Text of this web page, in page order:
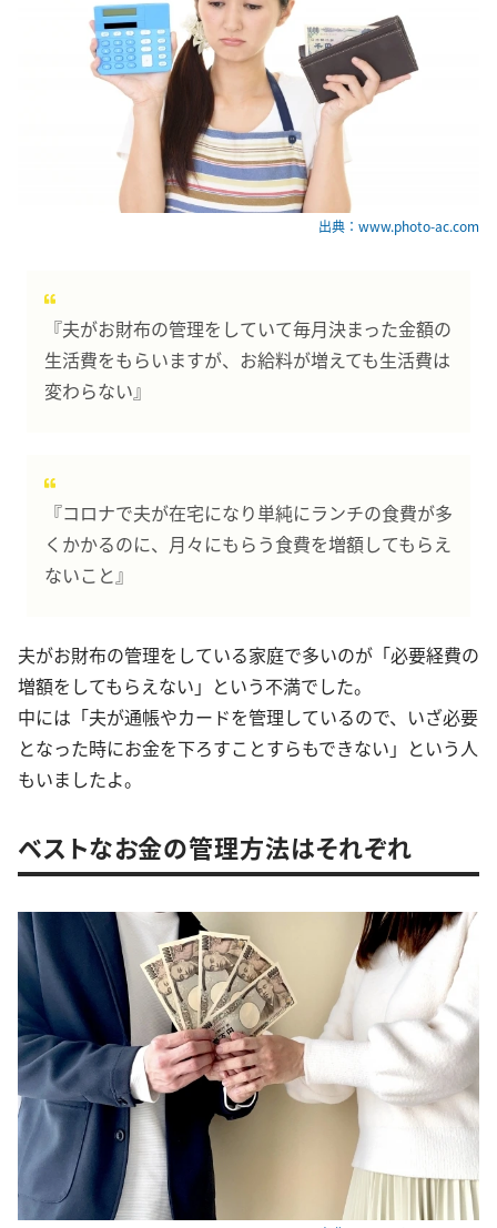
出典：www.photo-ac.com
『夫がお財布の管理をしていて毎月決まった金額の
生活費をもらいますが、お給料が増えても生活費は
変わらない』
『コロナで夫が在宅になり単純にランチの食費が多
くかかるのに、月々にもらう食費を増額してもらえ
ないこと』
夫がお財布の管理をしている家庭で多いのが「必要経費の
増額をしてもらえない」という不満でした。
中には「夫が通帳やカードを管理しているので、いざ必要
となった時にお金を下ろすことすらもできない」という人
もいましたよ。
ベストなお金の管理方法はそれぞれ